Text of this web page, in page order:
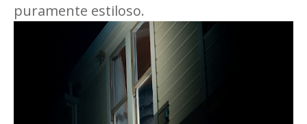
puramente estiloso.